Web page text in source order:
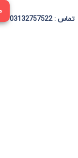
تماس : 03132757522